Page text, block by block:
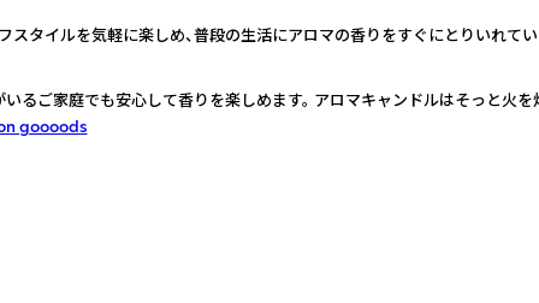
タイルを気軽に楽しめ、普段の生活にアロマの香りをすぐにとりいれてい
るご家庭でも安心して香りを楽しめます。 アロマキャンドルはそっと火
goooods